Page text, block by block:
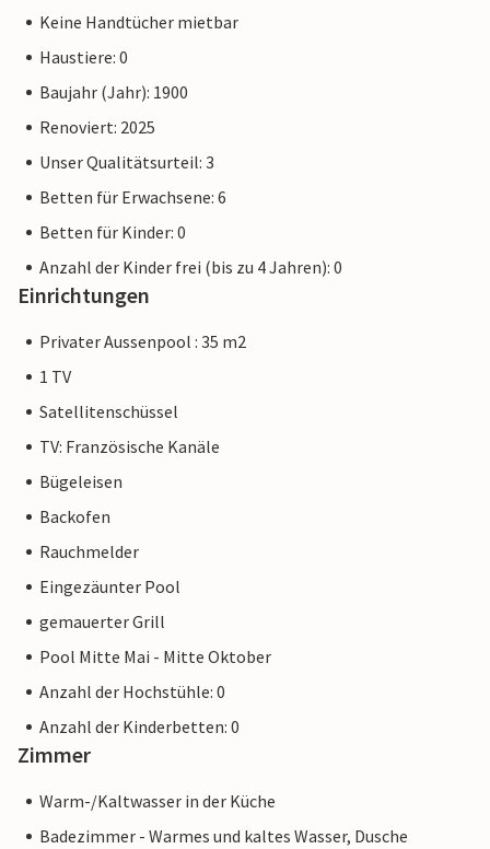
Keine Handtücher mietbar
Haustiere: 0
Baujahr (Jahr): 1900
Renoviert: 2025
Unser Qualitätsurteil: 3
Betten für Erwachsene: 6
Betten für Kinder: 0
Anzahl der Kinder frei (bis zu 4 Jahren): 0
Einrichtungen
Privater Aussenpool : 35 m2
1 TV
Satellitenschüssel
TV: Französische Kanäle
Bügeleisen
Backofen
Rauchmelder
Eingezäunter Pool
gemauerter Grill
Pool Mitte Mai - Mitte Oktober
Anzahl der Hochstühle: 0
Anzahl der Kinderbetten: 0
Zimmer
Warm-/Kaltwasser in der Küche
Badezimmer - Warmes und kaltes Wasser, Dusche